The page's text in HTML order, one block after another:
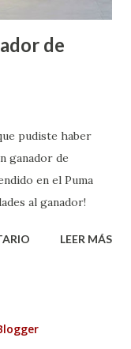
de
pudiste haber
ganador de
en el Puma
al ganador!
LEER MÁS